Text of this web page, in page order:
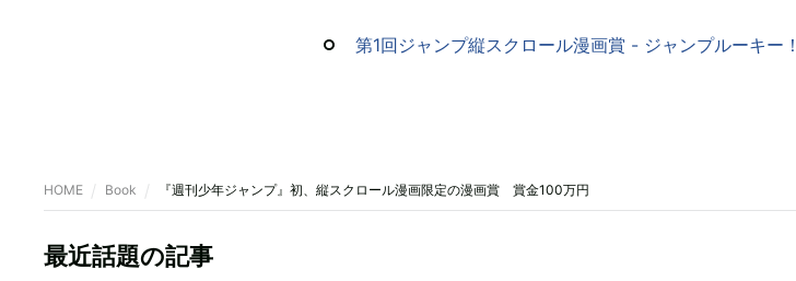
第1回ジャンプ縦スクロール漫画賞 - ジャンプルーキー！
HOME Book 『週刊少年ジャンプ』初、縦スクロール漫画限定の漫画賞 賞金100万円
最近話題の記事